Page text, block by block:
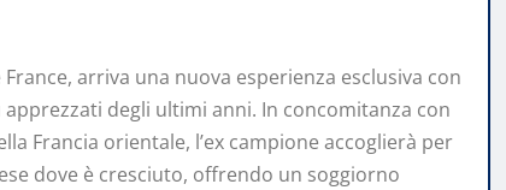
arriva una nuova esperienza esclusiva con
degli ultimi anni. In concomitanza con
Francia orientale, l’ex campione accoglierà per
dove è cresciuto, offrendo un soggiorno